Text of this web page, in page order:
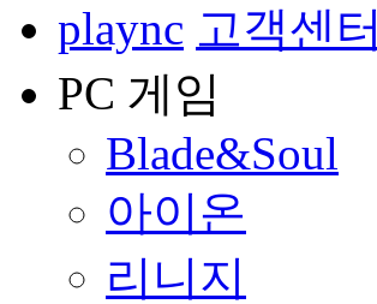
plaync 고객센터
PC 게임
Blade&Soul
아이온
리니지